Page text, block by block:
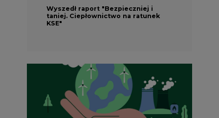
2026-05-23 16:00